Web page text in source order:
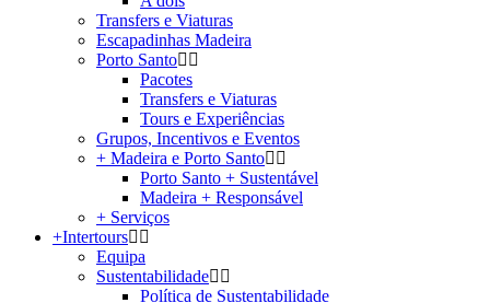
Transfers e Viaturas
Escapadinhas Madeira
Porto Santo
Pacotes
Transfers e Viaturas
Tours e Experiências
Grupos, Incentivos e Eventos
+ Madeira e Porto Santo
Porto Santo + Sustentável
Madeira + Responsável
+ Serviços
+Intertours
Equipa
Sustentabilidade
Política de Sustentabilidade